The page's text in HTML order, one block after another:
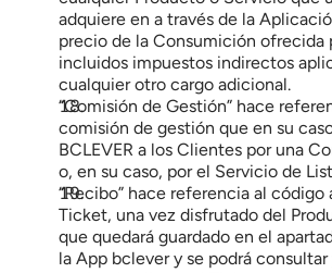
adquiere en a través de la
precio de la Consumición ofrecida
incluidos impuestos indirectos
cualquier otro cargo adicional.
“Comisión de Gestión” hace
comisión de gestión que en su
BCLEVER a los Clientes por una
o, en su caso, por el Servicio de
“Recibo” hace referencia al código
Ticket, una vez disfrutado del
que quedará guardado en el
la App bclever y se podrá